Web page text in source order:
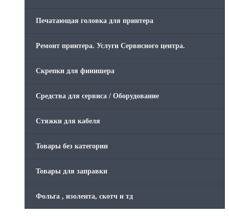
Печатающая головка для принтера
Ремонт принтера. Услуги Сервисного центра.
Скрепки для финишера
Средства для сервиса / Оборудование
Стяжки для кабеля
Товары без категории
Товары для заправки
Фольга , изолента, скотч и тд